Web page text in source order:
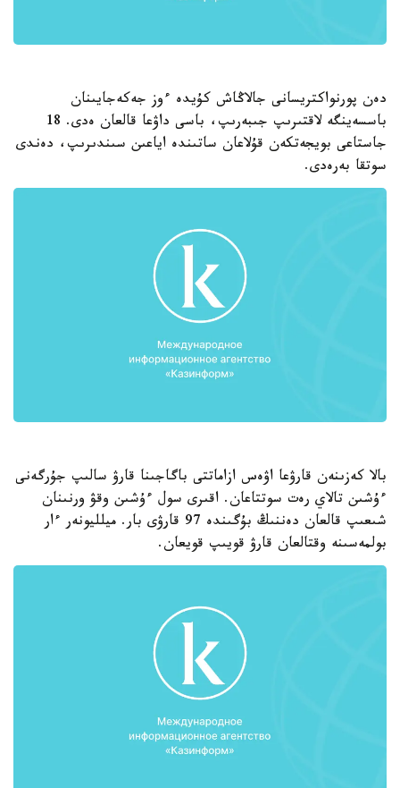
دەن پورنواكتريسانى جالاڭاش كۇيدە ءوز جەكەجايىنان
باسسەينگە لاقتىرىپ جىبەرىپ، باسى داۋعا قالعان ەدى. 18
جاستاعى بويجەتكەن قۇلاعان ساتىندە اياعىن سىندىرىپ، دەندى
سوتقا بەرەدى.
بالا كەزىنەن قارۋعا اۋەس ازاماتتى باگاجىنا قارۋ سالىپ جۇرگەنى
ءۇشىن تالاي رەت سوتتاعان. اقىرى سول ءۇشىن وقۋ ورنىنان
شىعىپ قالعان دەننىڭ بۇگىندە 97 قارۋى بار. ميلليونەر ءار
بولمەسىنە وقتالعان قارۋ قويىپ قويعان.